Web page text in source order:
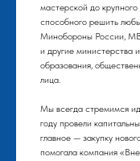
мастерской до
способного решить
Минобороны России,
и другие министерства
образования,
лица.
Мы всегда стремимся
году провели
главное — закупку
помогала компания